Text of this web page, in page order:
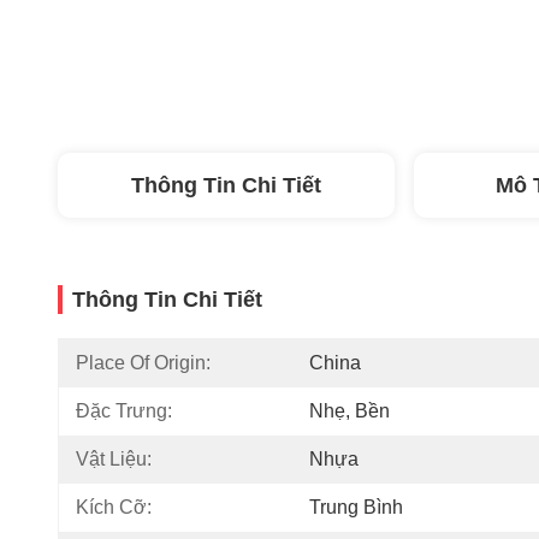
Thông Tin Chi Tiết Mô
Thông Tin Chi Tiết
Place Of Origin: China
Đặc Trưng: Nhẹ, Bền
Vật Liệu: Nhựa
Kích Cỡ: Trung Bình